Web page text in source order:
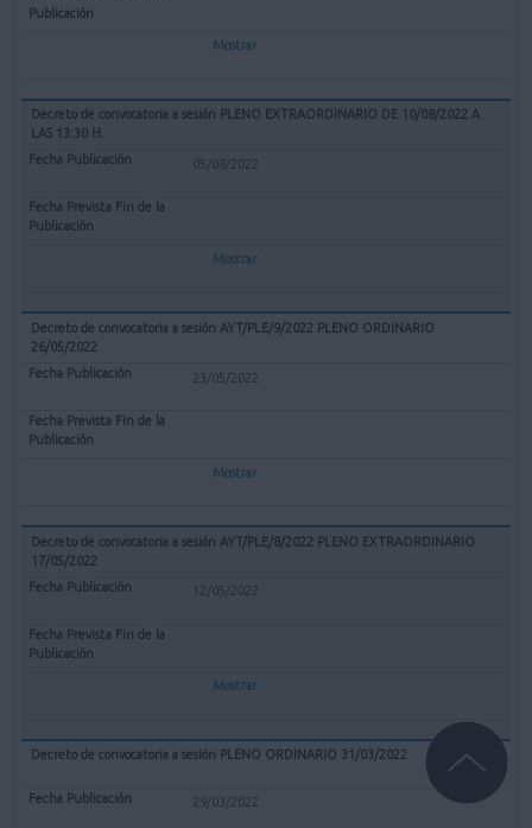
Mostrar
Decreto de convocatoria a sesión PLENO EXTRAORDINARIO DE 10/08/2022 A
LAS 13:30 H.
05/08/2022
Mostrar
Decreto de convocatoria a sesión AYT/PLE/9/2022 PLENO ORDINARIO
26/05/2022
23/05/2022
Mostrar
Decreto de convocatoria a sesión AYT/PLE/8/2022 PLENO EXTRAORDINARIO
17/05/2022
12/05/2022
Mostrar
Decreto de convocatoria a sesión PLENO ORDINARIO 31/03/2022
29/03/2022